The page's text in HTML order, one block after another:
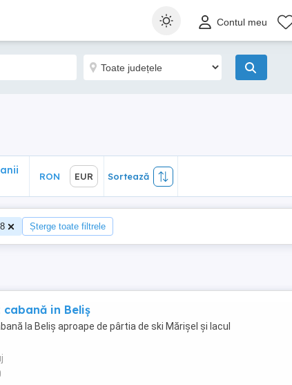
Contul meu
RON EUR Sortează
Șterge toate filtrele
in Beliș
la Beliș aproape de pârtia de ski Mărișel și lacul